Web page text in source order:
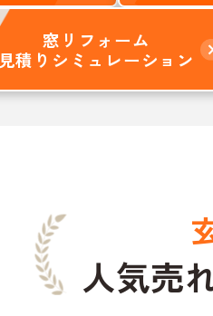
窓リフォーム
見積りシミュレーション
人気売